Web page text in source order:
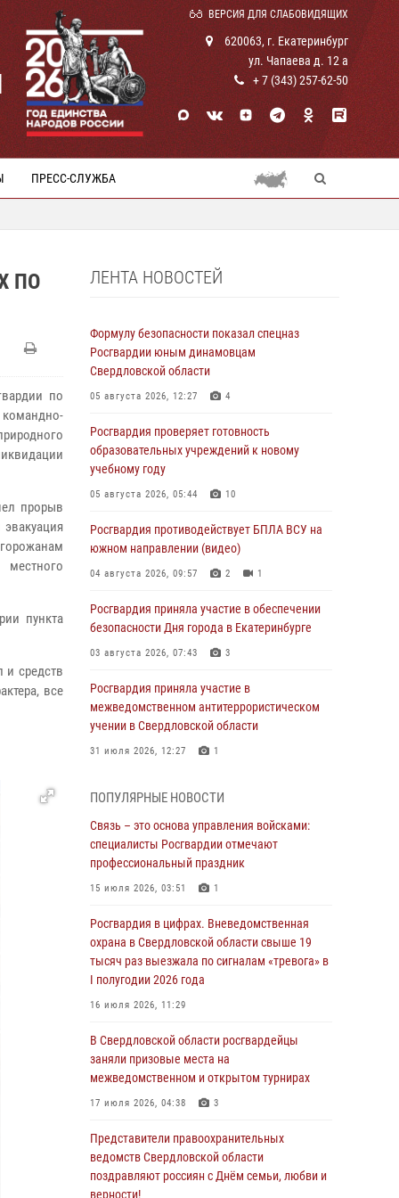
ВЕРСИЯ ДЛЯ СЛАБОВИДЯЩИХ
620063, г. Екатеринбург
ул. Чапаева д. 12 а
+ 7 (343) 257-62-50
ПРЕСС-СЛУЖБА
ПО
по
прорыв
пункта
и средств
все
ЛЕНТА НОВОСТЕЙ
Формулу безопасности показал спецназ
Росгвардии юным динамовцам
Свердловской области
05 августа 2026, 12:27 4
Росгвардия проверяет готовность
образовательных учреждений к новому
учебному году
05 августа 2026, 05:44 10
Росгвардия противодействует БПЛА ВСУ на
южном направлении (видео)
04 августа 2026, 09:57 2 1
Росгвардия приняла участие в обеспечении
безопасности Дня города в Екатеринбурге
03 августа 2026, 07:43 3
Росгвардия приняла участие в
межведомственном антитеррористическом
учении в Свердловской области
31 июля 2026, 12:27 1
граждан на южном направлении
31 июля 2026, 06:56 1
Представитель Управления Росгвардии по
Свердловской области рассказал об итогах
телекомпании «Телекон»
30 июля 2026, 11:33 1
В Свердловской области росгвардейцы стали
призерами спартакиады «Динамо» памяти
29 июля 2026, 12:30 6
Православные священники поддержали
росгвардейцев в зоне СВО
Свердловские росгвардейцы завоевали
медали на окружном чемпионате по
ПОПУЛЯРНЫЕ НОВОСТИ
Связь – это основа управления войсками:
специалисты Росгвардии отмечают
профессиональный праздник
15 июля 2026, 03:51 1
Росгвардия в цифрах. Вневедомственная
охрана в Свердловской области свыше 19
тысяч раз выезжала по сигналам «тревога» в
I полугодии 2026 года
16 июля 2026, 11:29
В Свердловской области росгвардейцы
заняли призовые места на
межведомственном и открытом турнирах
17 июля 2026, 04:38 3
Представители правоохранительных
ведомств Свердловской области
поздравляют россиян с Днём семьи, любви и
верности!